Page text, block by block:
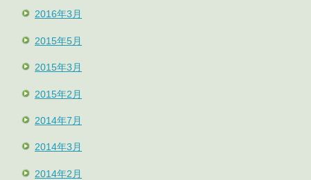
2016年3月
2015年5月
2015年3月
2015年2月
2014年7月
2014年3月
2014年2月